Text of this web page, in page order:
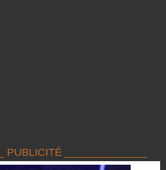
PUBLICITÉ ______________